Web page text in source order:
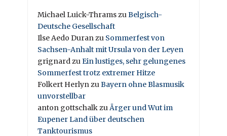
Michael Luick-ThramszuBelgisch-
Deutsche Gesellschaft
Ilse Aedo Duranzu Sommerfest von
Sachsen-Anhalt mit Ursula von der Leyen
grignardzuEin lustiges, sehr gelungenes
Sommerfest trotz extremer Hitze
Folkert HerlynzuBayern ohne Blasmusik
unvorstellbar
anton gottschalkzuÄrger und Wut im
Eupener Land über deutschen
Tanktourismus